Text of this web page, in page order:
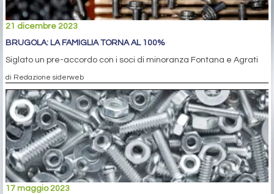
21 dicembre 2023
BRUGOLA: LA FAMIGLIA TORNA AL 100%
Siglato un pre-accordo con i soci di minoranza Fontana e Agrati
di Redazione siderweb
17 maggio 2023